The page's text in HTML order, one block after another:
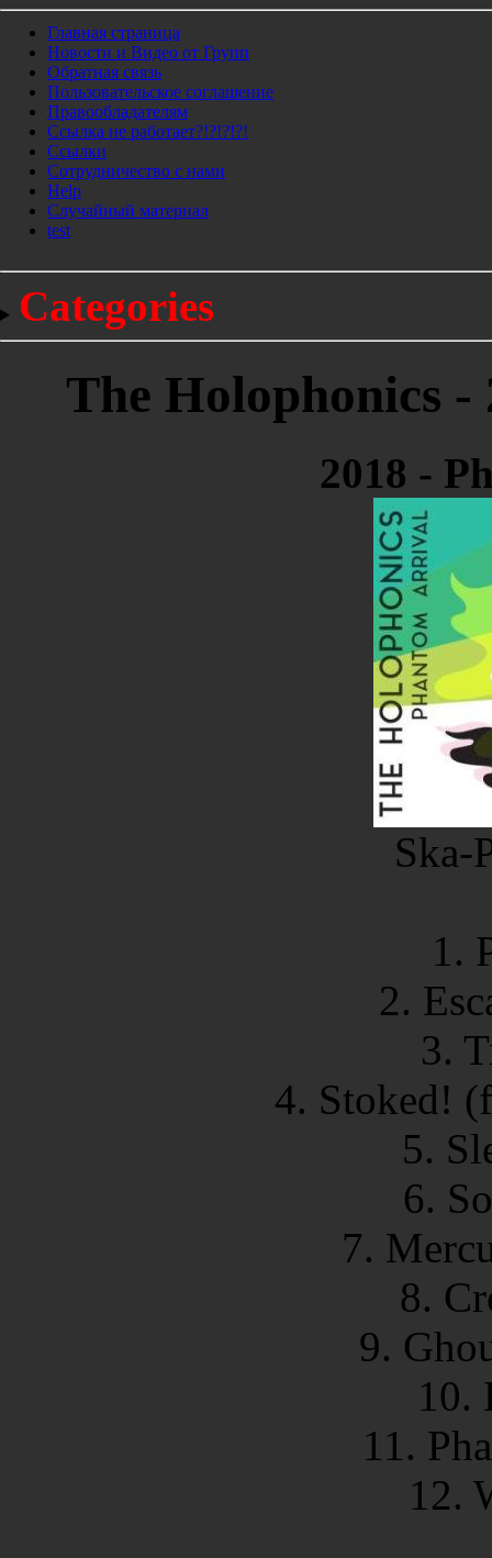
Главная страница
Новости и Видео от Групп
Обратная связь
Пользовательское соглашение
Правообладателям
Ссылка не работает?!?!?!?!
Ссылки
Сотрудничество с нами
Help
Cлучайный материал
test
Categories
The Holophonics
2018 -
Ska-
1.
2.
3.
4. Stoked!
5.
6.
7.
8.
9.
10.
11.
12.